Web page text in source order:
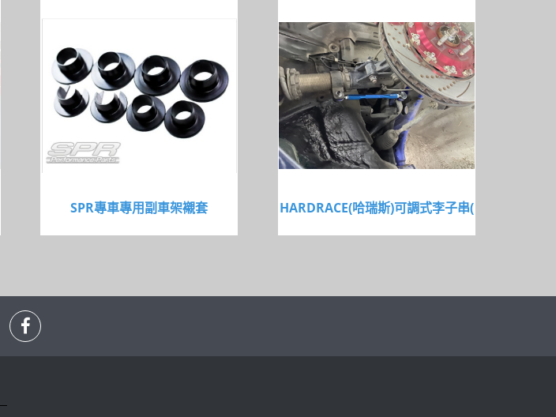
SPR專車專用副車架襯套 HARDRACE(哈瑞斯)可調式李子串(